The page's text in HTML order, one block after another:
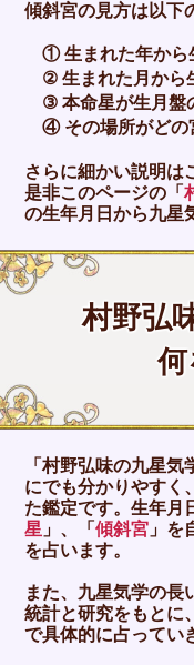
傾斜宮の見方は以下
① 生まれた年から
② 生まれた月から
③ 本命星が生月盤
④ その場所がどの
さらに細かい説明は
是非このページの「
の生年月日から九星
村野弘
何
「村野弘味の九星
にでも分かりやすく
た鑑定です。生年月
星 」、「傾斜宮 」を
を占います。
また、九星気学の長
統計と研究をもとに
で具体的に占ってい